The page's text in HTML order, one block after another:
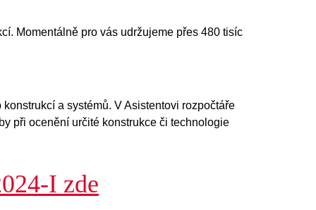
Momentálně pro vás udržujeme přes 480 tisíc
a systémů. V Asistentovi rozpočtáře
při ocenění určité konstrukce či technologie
I zde